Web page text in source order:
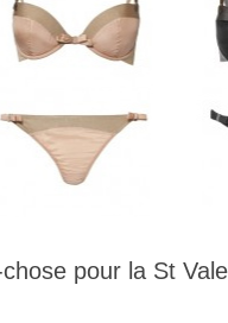
pour la St